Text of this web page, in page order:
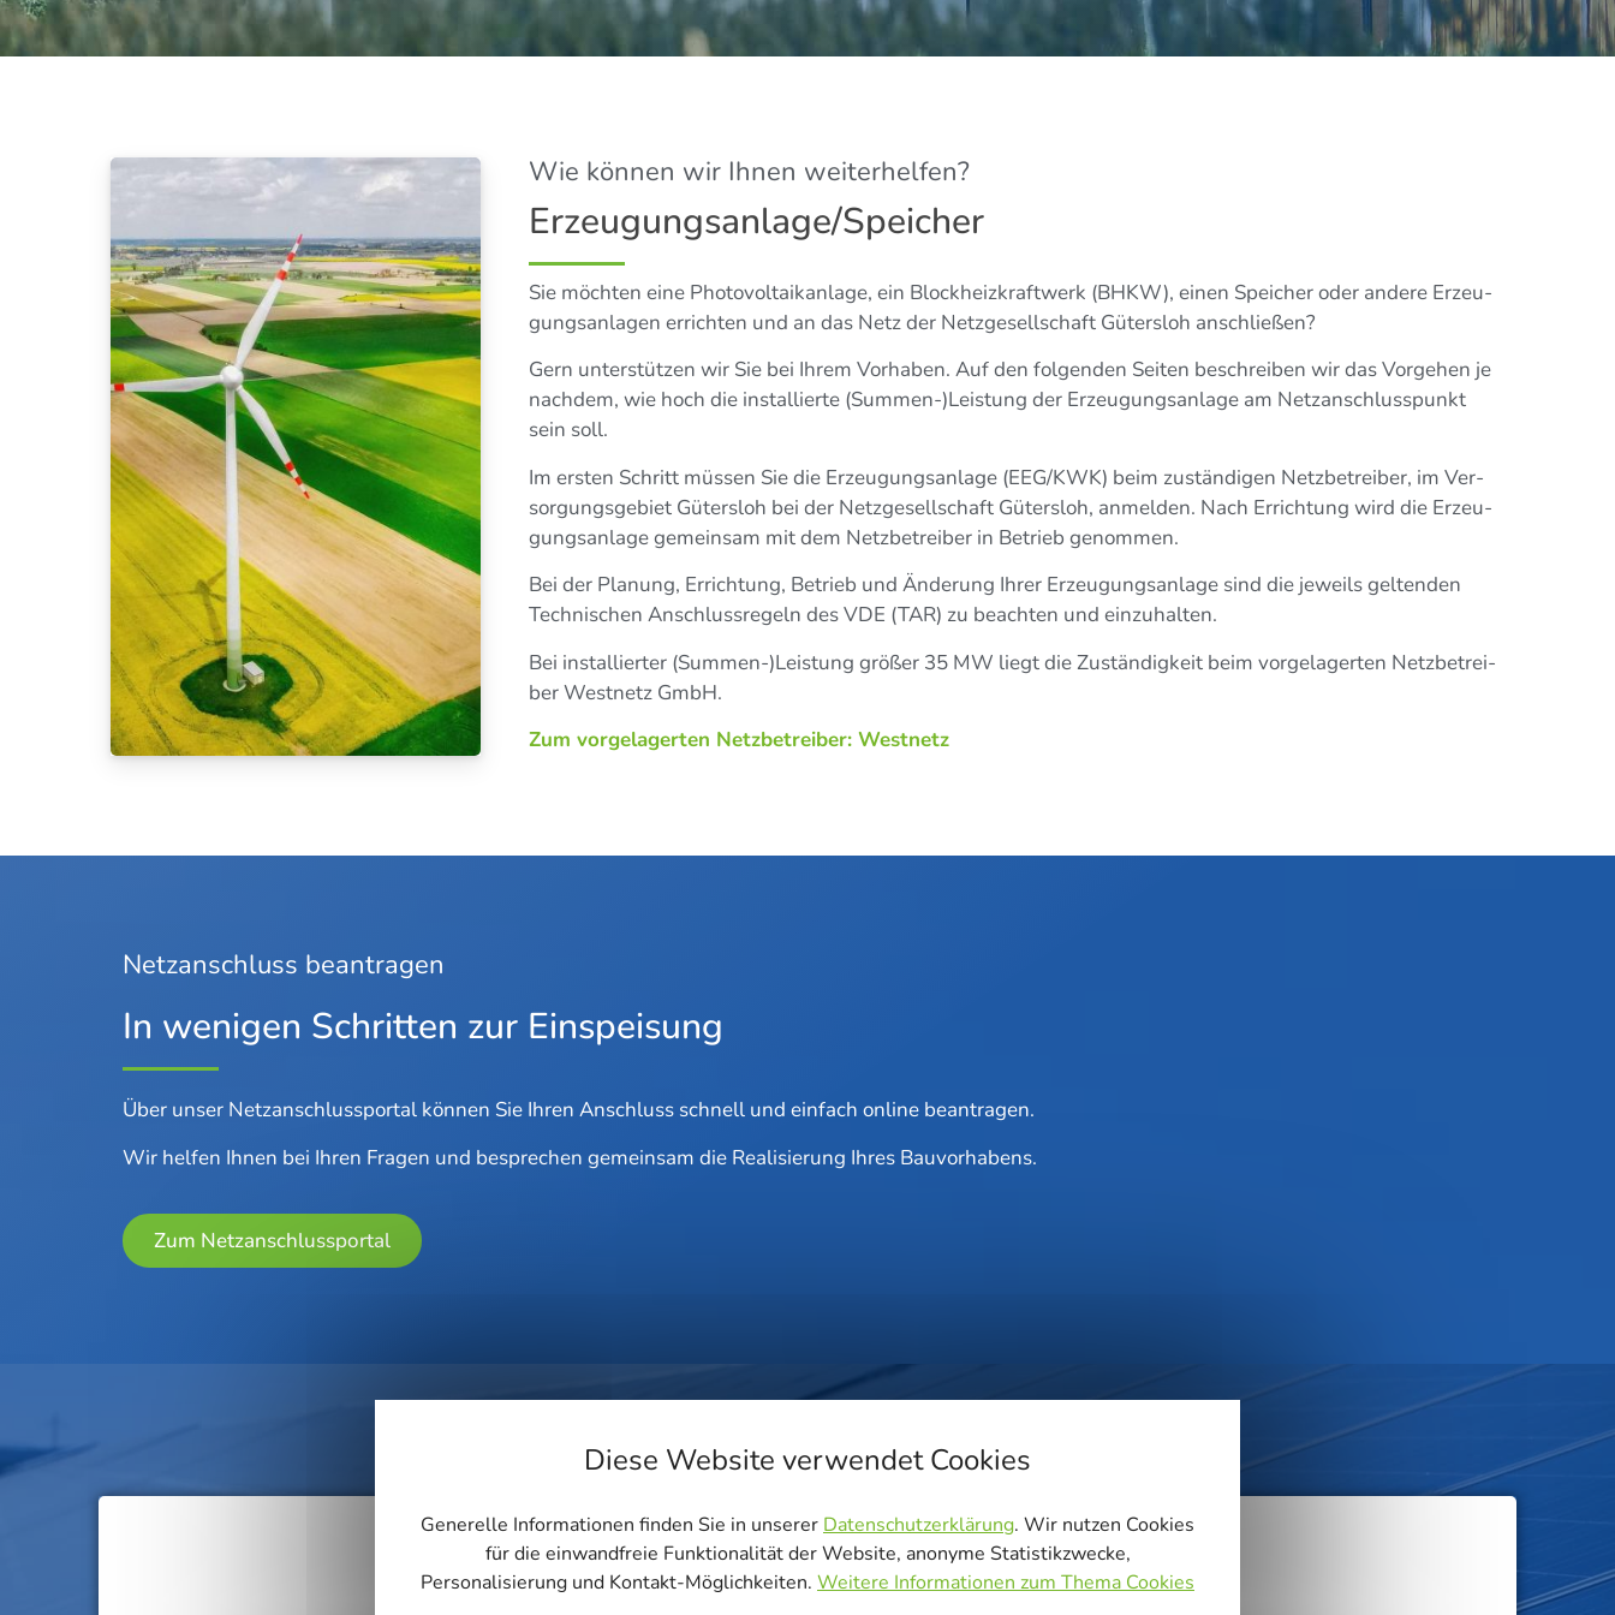
Wie kön­nen wir Ihnen weiterhelfen?
Erzeugungsanlage/Speicher
Sie möch­ten eine Pho­to­vol­ta­ik­an­la­ge, ein Block­heiz­kraft­werk (BHKW), einen Spei­cher oder ande­re Erzeu­
gungs­an­la­gen errich­ten und an das Netz der Netz­ge­sell­schaft Güters­loh anschließen?
Gern unter­stüt­zen wir Sie bei Ihrem Vor­ha­ben. Auf den fol­gen­den Sei­ten beschrei­ben wir das Vor­ge­hen je
nach­dem, wie hoch die instal­lier­te (Summen-)Leistung der Erzeu­gungs­an­la­ge am Netz­an­schluss­punkt
sein soll.
Im ers­ten Schritt müs­sen Sie die Erzeu­gungs­an­la­ge (EEG/KWK) beim zustän­di­gen Netz­be­trei­ber, im Ver­
sor­gungs­ge­biet Güters­loh bei der Netz­ge­sell­schaft Güters­loh, anmel­den. Nach Errich­tung wird die Erzeu­
gungs­an­la­ge gemein­sam mit dem Netz­be­trei­ber in Betrieb genommen.
Bei der Pla­nung, Errich­tung, Betrieb und Ände­rung Ihrer Erzeu­gungs­an­la­ge sind die jeweils gel­ten­den
Tech­ni­schen Anschluss­re­geln des VDE (TAR) zu beach­ten und einzuhalten.
Bei instal­lier­ter (Summen-)Leistung grö­ßer 35 MW liegt die Zustän­dig­keit beim vor­ge­la­ger­ten Netz­be­trei­
ber West­netz GmbH.
Zum vor­ge­la­ger­ten Netz­be­trei­ber: Westnetz
Netz­an­schluss beantragen
In wenigen Schritten zur Einspeisung
Über unser Netz­an­schluss­por­tal kön­nen Sie Ihren Anschluss schnell und ein­fach online beantragen.
Wir hel­fen Ihnen bei Ihren Fra­gen und bespre­chen gemein­sam die Rea­li­sie­rung Ihres Bauvorhabens.
Zum Netz­an­schluss­por­tal
Die installierte
Die installierte
Diese Website verwendet Cookies
Generelle Informationen finden Sie in unserer Datenschutzerklärung. Wir nutzen Cookies
für die einwandfreie Funktionalität der Website, anonyme Statistikzwecke,
Personalisierung und Kontakt-Möglichkeiten. Weitere Informationen zum Thema Cookies